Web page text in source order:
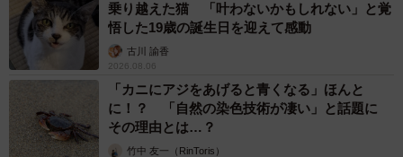
（４）ラップに卵を置き（なると側を下に）、その上にチ
キンライスを載せる
（５）ラップを包み、形を整え、キュッと絞る。冷めるの
を待ち、ラップを外したら完成
▽ masaさんのインスタグラム（＠masa3192173）
乗り越えた猫 「叶わないかもしれない」と覚
悟した19歳の誕生日を迎えて感動
古川 諭香
2026.08.06
「カニにアジをあげると青くなる」ほんと
に！？ 「自然の染色技術が凄い」と話題に
その理由とは…？
竹中 友一（RinToris）